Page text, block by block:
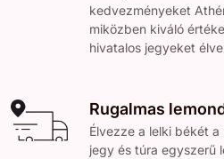
kedvezményeket
miközben kiváló
hivatalos jegyeket
Rugalmas
Élvezze a lelki békét
jegy és túra egyszerű